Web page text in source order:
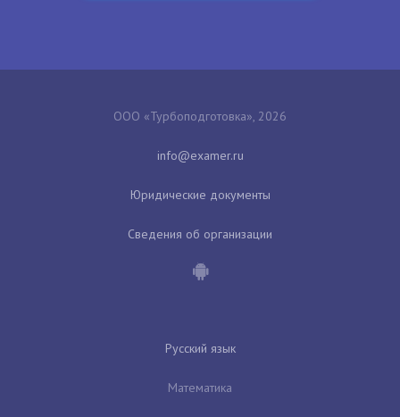
ООО «Турбоподготовка», 2026
Юридические документы
Сведения об организации
Русский язык
Математика